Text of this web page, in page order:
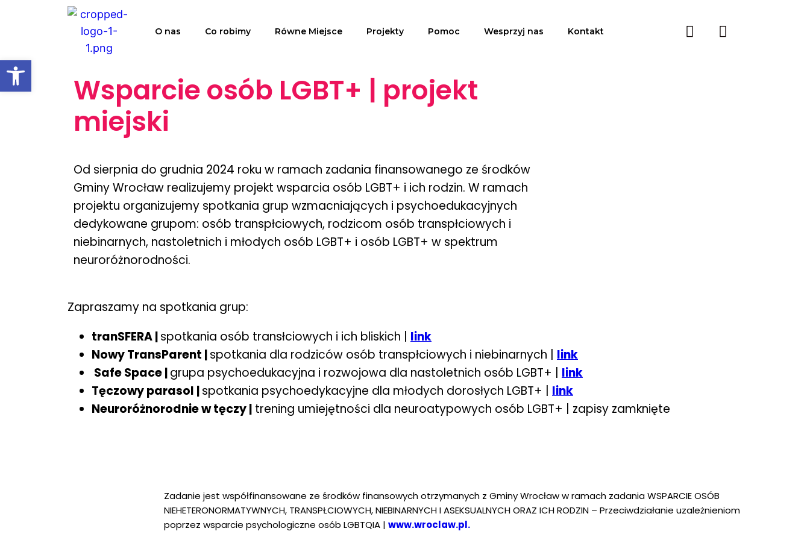
Open toolbar
O nas Co robimy Równe Miejsce Projekty Pomoc Wesprzyj nas Kontakt
Wsparcie osób LGBT+ | projekt
miejski
Od sierpnia do grudnia 2024 roku w ramach zadania finansowanego ze środków
Gminy Wrocław realizujemy projekt wsparcia osób LGBT+ i ich rodzin. W ramach
projektu organizujemy spotkania grup wzmacniających i psychoedukacyjnych
dedykowane grupom: osób transpłciowych, rodzicom osób transpłciowych i
niebinarnych, nastoletnich i młodych osób LGBT+ i osób LGBT+ w spektrum
neuroróżnorodności.
Zapraszamy na spotkania grup:
tranSFERA |spotkania osób transłciowych i ich bliskich | link
Nowy TransParent |spotkania dla rodziców osób transpłciowych i niebinarnych | link
Safe Space |grupa psychoedukacyjna i rozwojowa dla nastoletnich osób LGBT+ | link
Tęczowy parasol |spotkania psychoedykacyjne dla młodych dorosłych LGBT+ | link
Neuroróżnorodnie w tęczy | trening umiejętności dla neuroatypowych osób LGBT+ | zapisy zamknięte
Zadanie jest współfinansowane ze środków finansowych otrzymanych z Gminy Wrocław w ramach zadania WSPARCIE OSÓB
NIEHETERONORMATYWNYCH, TRANSPŁCIOWYCH, NIEBINARNYCH I ASEKSUALNYCH ORAZ ICH RODZIN – Przeciwdziałanie uzależnieniom
poprzez wsparcie psychologiczne osób LGBTQIA | www.wroclaw.pl.